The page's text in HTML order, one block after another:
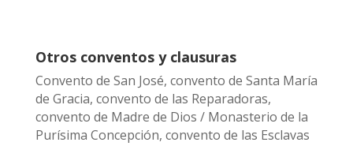
Otros conventos y clausuras
Convento de San José, convento de Santa María
de Gracia, convento de las Reparadoras,
convento de Madre de Dios / Monasterio de la
Purísima Concepción, convento de las Esclavas